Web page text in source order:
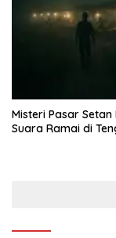
Misteri Pasar Setan
Suara Ramai di